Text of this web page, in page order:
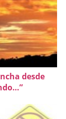
desde